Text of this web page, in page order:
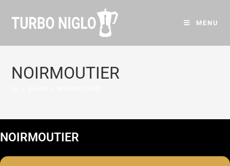
MENU
NOIRMOUTIER
NOIRMOUTIER